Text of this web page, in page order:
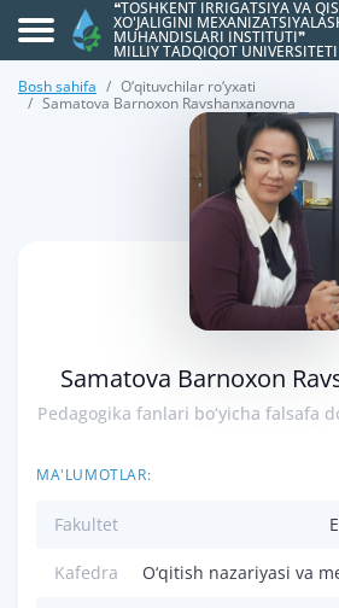
❝TOSHKENT IRRIGATSIYA VA
XO'JALIGINI
MUHANDISLARI INSTITUTI❞
MILLIY TADQIQOT UNIVERSITETI
Bosh sahifa
O‘qituvchilar ro‘yxati
Samatova Barnoxon Ravshanxanovna
>
Samatova Barnoxon
Pedagogika fanlari bo‘yicha falsafa
MA'LUMOTLAR:
Fakultet
Kafedra O‘qitish nazariyasi va